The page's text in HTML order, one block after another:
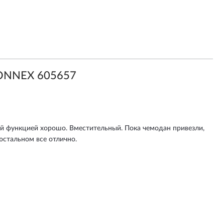
605657
функцией хорошо. Вместительный. Пока чемодан привезли,
все отлично.